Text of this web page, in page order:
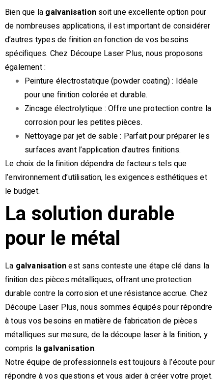
Bien que la galvanisation soit une excellente option pour
de nombreuses applications, il est important de considérer
d’autres types de finition en fonction de vos besoins
spécifiques. Chez Découpe Laser Plus, nous proposons
également :
Peinture électrostatique (powder coating) : Idéale
pour une finition colorée et durable.
Zincage électrolytique : Offre une protection contre la
corrosion pour les petites pièces.
Nettoyage par jet de sable : Parfait pour préparer les
surfaces avant l’application d’autres finitions.
Le choix de la finition dépendra de facteurs tels que
l’environnement d’utilisation, les exigences esthétiques et
le budget.
La solution durable
pour le métal
La galvanisationest sans conteste une étape clé dans la
finition des pièces métalliques, offrant une protection
durable contre la corrosion et une résistance accrue. Chez
Découpe Laser Plus, nous sommes équipés pour répondre
à tous vos besoins en matière de fabrication de pièces
métalliques sur mesure, de la découpe laser à la finition, y
compris la galvanisation.
Notre équipe de professionnels est toujours à l’écoute pour
répondre à vos questions et vous aider à créer votre projet.